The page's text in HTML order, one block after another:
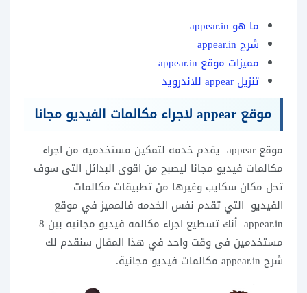
ما هو appear.in
شرح appear.in
مميزات موقع appear.in
تنزيل appear للاندرويد
موقع appear لاجراء مكالمات الفيديو مجانا
موقع appear يقدم خدمه لتمكين مستخدميه من اجراء
مكالمات فيديو مجانا ليصبح من اقوى البدائل التى سوف
تحل مكان سكايب وغيرها من تطبيقات مكالمات
الفيديو التي تقدم نفس الخدمه فالمميز في موقع
appear.in أنك تسطيع اجراء مكالمه فيديو مجانيه بين 8
مستخدمين فى وقت واحد في هذا المقال سنقدم لك
شرح appear.in مكالمات فيديو مجانية.